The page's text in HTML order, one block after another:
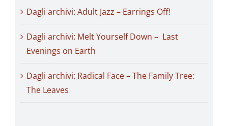
Dagli archivi: Adult Jazz – Earrings Off!
Dagli archivi: Melt Yourself Down – Last
Evenings on Earth
Dagli archivi: Radical Face – The Family Tree:
The Leaves